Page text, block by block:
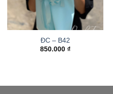
ĐC – B42
850.000 ₫